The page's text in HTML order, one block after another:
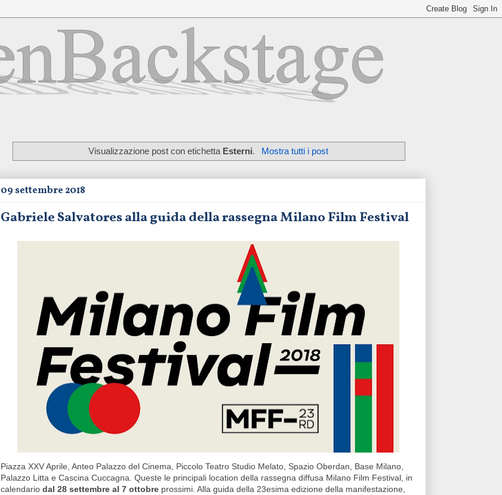
Visualizzazione post con etichetta Esterni. Mostra tutti i post
09 settembre 2018
Gabriele Salvatores alla guida della rassegna Milano Film Festival
Piazza XXV Aprile, Anteo Palazzo del Cinema, Piccolo Teatro Studio Melato, Spazio Oberdan, Base Milano,
Palazzo Litta e Cascina Cuccagna. Queste le principali location della rassegna diffusa Milano Film Festival, in
calendario dal 28 settembre al 7 ottobre prossimi. Alla guida della 23esima edizione della manifestazione,